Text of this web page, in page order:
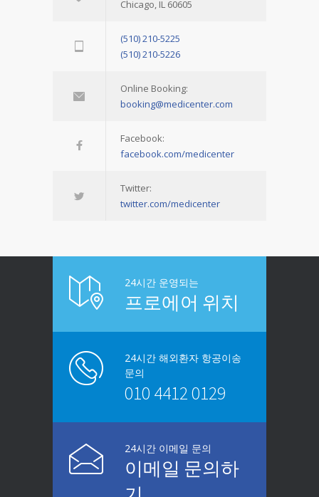
Chicago, IL 60605
(510) 210-5225
(510) 210-5226
Online Booking:
booking@medicenter.com
Facebook:
facebook.com/medicenter
Twitter:
twitter.com/medicenter
24시간 운영되는
프로에어 위치
24시간 해외환자 항공이송
문의
010 4412 0129
24시간 이메일 문의
이메일 문의하